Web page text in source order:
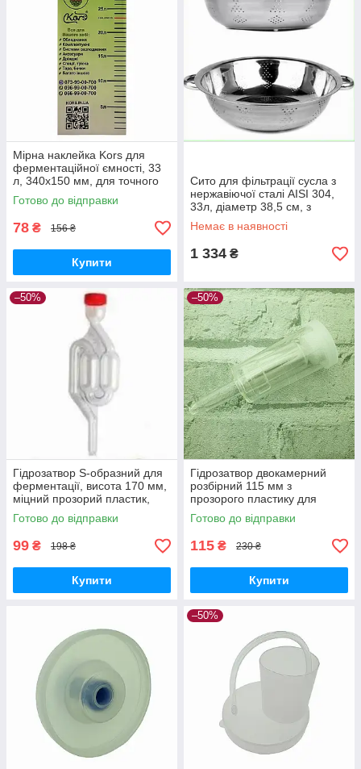
Мірна наклейка Kors для
ферментаційної ємності, 33
л, 340x150 мм, для точного
вимірювання рідини
Готово до відправки
78 ₴ 156 ₴
Купити
Сито для фільтрації сусла з
нержавіючої сталі AISI 304,
33л, діаметр 38,5 см, з
ручками та ніжками
Немає в наявності
1 334 ₴
–50%
Гідрозатвор S-образний для
ферментації, висота 170 мм,
міцний прозорий пластик,
захист від кисню, Польща
Готово до відправки
99 ₴ 198 ₴
Купити
–50%
Гідрозатвор двокамерний
розбірний 115 мм з
прозорого пластику для
ферментації, безшумний,
легка очистка
Готово до відправки
115 ₴ 230 ₴
Купити
–50%